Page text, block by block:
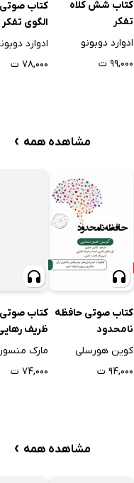
کتاب شش کلاه
تفکر
ادوارد دوبونو
۹۹,۰۰۰ ت
کتاب
الگوی تفکر
اطلاعات
ادوارد
۷۸,۰۰۰ ت
مشاهده همه ›
کتاب صوتی حافظه
نامحدود
کوین هورسلی
۹۴,۰۰۰ ت
کتاب
ظریف
دغدغه‌ها
مارک
۷۴,۰۰۰ ت
مشاهده همه ›